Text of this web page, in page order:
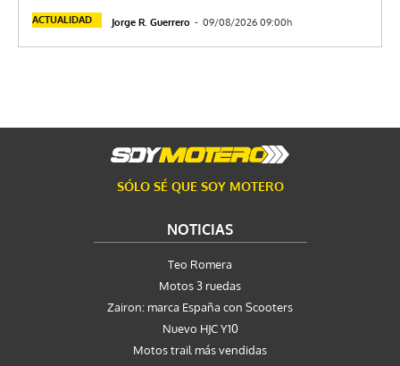
ACTUALIDAD Jorge R. Guerrero - 09/08/2026 09:00h
SÓLO SÉ QUE SOY MOTERO
NOTICIAS
Teo Romera
Motos 3 ruedas
Zairon: marca España con Scooters
Nuevo HJC Y10
Motos trail más vendidas